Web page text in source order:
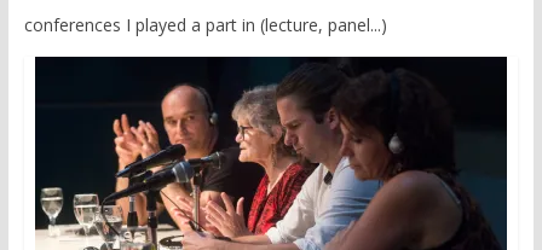
conferences I played a part in (lecture, panel...)